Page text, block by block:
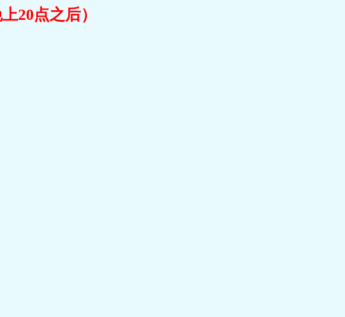
20点之后）